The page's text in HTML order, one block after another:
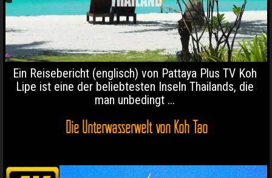
Ein Reisebericht (englisch) von Pattaya Plus TV Koh
Lipe ist eine der beliebtesten Inseln Thailands, die
man unbedingt ...
Die Unterwasserwelt von Koh Tao